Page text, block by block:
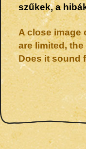
szűkek, a
A close image
are limited,
Does it sound